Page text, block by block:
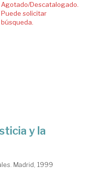
Agotado/Descatalogado.
Puede solicitar
búsqueda.
y la
Madrid, 1999